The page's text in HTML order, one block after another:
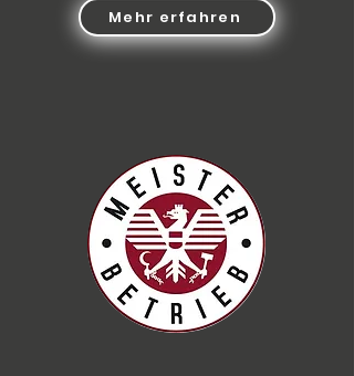
Mehr erfahren